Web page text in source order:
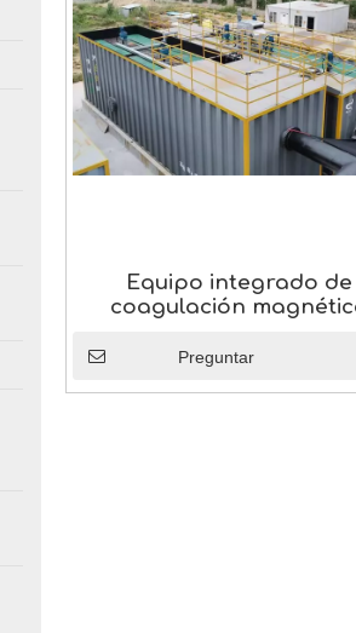
Equipo integrado de
coagulación
Preguntar